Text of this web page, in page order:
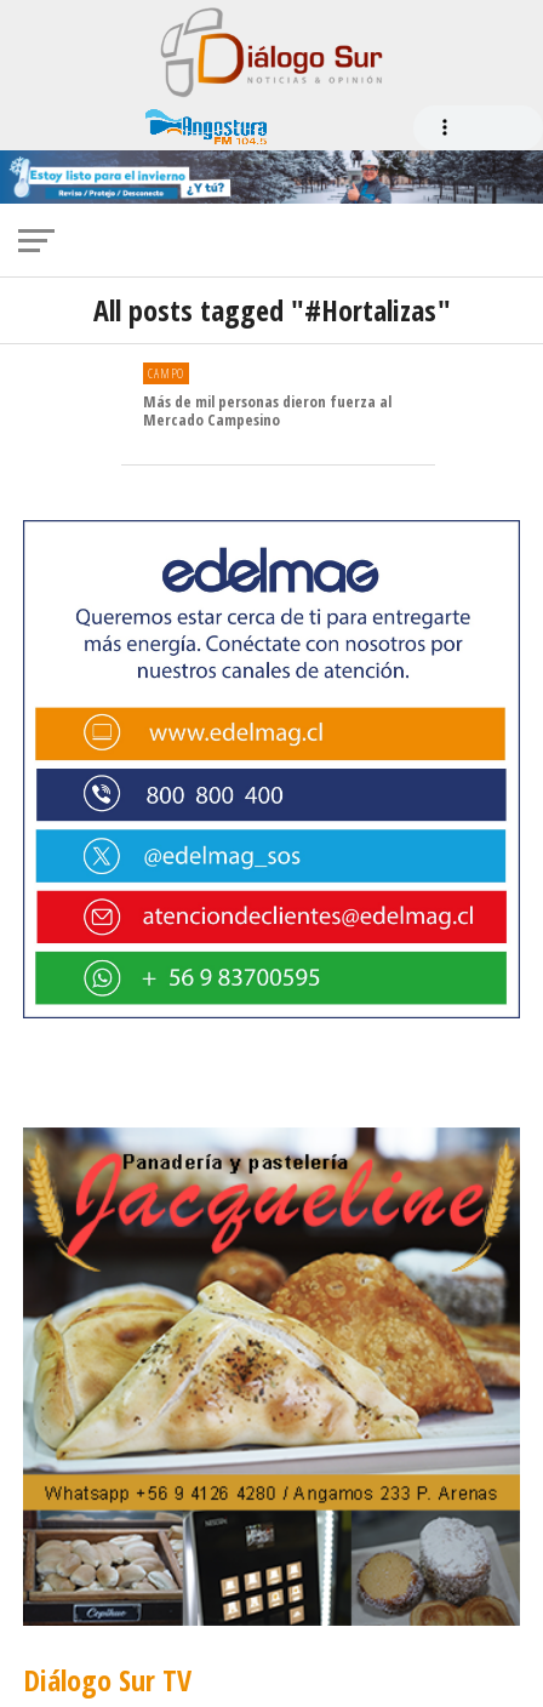
All posts tagged "#Hortalizas"
CAMPO
Más de mil personas dieron fuerza al
Mercado Campesino
Diálogo Sur TV